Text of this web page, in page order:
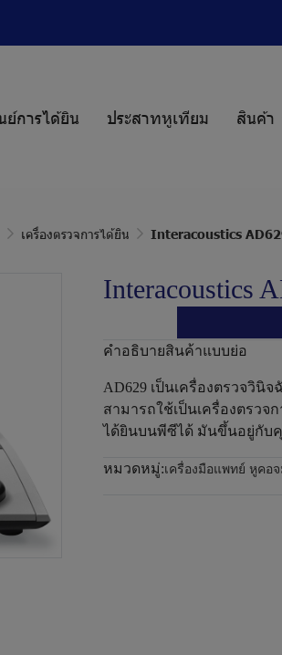
ย์การได้ยิน ประสาทหูเทียม สินค้า
เครื่องตรวจการได้ยิน Interacoustics
Interacoustics
คำอธิบายสินค้าแบบย่อ
AD629 เป็นเครื่องตรวจวิ
สามารถใช้เป็นเครื่องตรวจ
ได้ยินบนพีซีได้ มันขึ้นอยู่กับ
หมวดหมู่:เครื่องมือแพทย์ หูคอ